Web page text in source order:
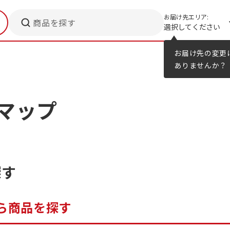
お届け先の変更
ありませんか？
商品を探す お届け先エリア:
選択してください
ップ
商品を探す